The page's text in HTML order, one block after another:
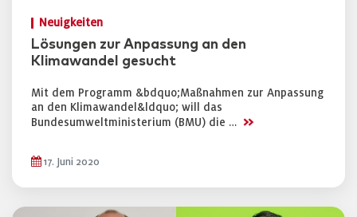
Neuigkeiten
Lösungen zur Anpassung an den
Klimawandel gesucht
Mit dem Programm &bdquo;Maßnahmen zur Anpassung
an den Klimawandel&ldquo; will das
Bundesumweltministerium (BMU) die … >>
17. Juni 2020